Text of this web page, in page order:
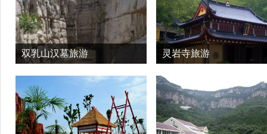
双乳山汉墓旅游 灵岩寺旅游